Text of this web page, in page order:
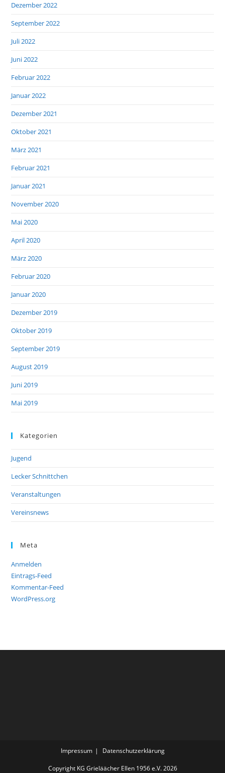
Dezember 2022
September 2022
Juli 2022
Juni 2022
Februar 2022
Januar 2022
Dezember 2021
Oktober 2021
März 2021
Februar 2021
Januar 2021
November 2020
Mai 2020
April 2020
März 2020
Februar 2020
Januar 2020
Dezember 2019
Oktober 2019
September 2019
August 2019
Juni 2019
Mai 2019
Kategorien
Jugend
Lecker Schnittchen
Veranstaltungen
Vereinsnews
Meta
Anmelden
Eintrags-Feed
Kommentar-Feed
WordPress.org
Impressum Datenschutzerklärung
Copyright KG Grieläächer Ellen 1956 e.V. 2026